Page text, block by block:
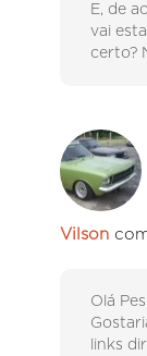
E, de
vai
certo?
Vilson
Olá
links